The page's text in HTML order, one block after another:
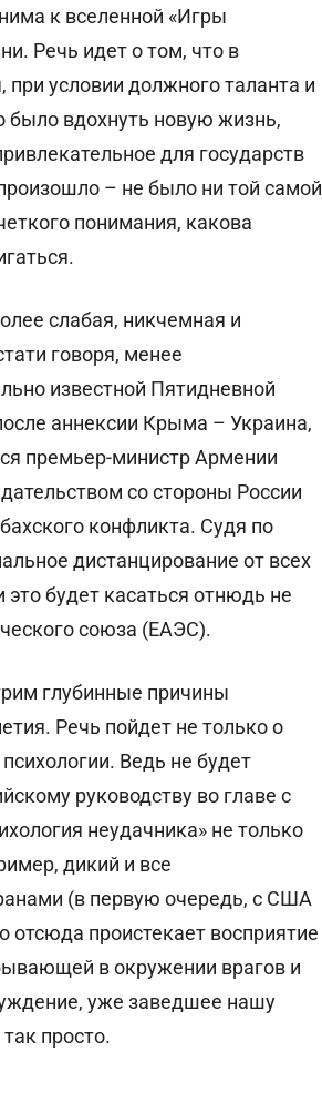
к вселенной «Игры
Речь идет о том, что в
условии должного таланта и
было вдохнуть новую жизнь,
для государств
– не было ни той самой
понимания, какова
слабая, никчемная и
говоря, менее
известной Пятидневной
аннексии Крыма – Украина,
премьер-министр Армении
со стороны России
конфликта. Судя по
дистанцирование от всех
это будет касаться отнюдь не
союза (ЕАЭС).
глубинные причины
Речь пойдет не только о
Ведь не будет
руководству во главе с
неудачника» не только
дикий и все
(в первую очередь, с США
отсюда проистекает восприятие
в окружении врагов и
уже заведшее нашу
просто.